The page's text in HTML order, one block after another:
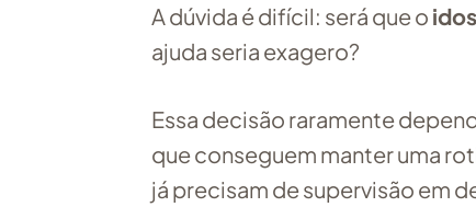
A dúvida é difícil: será que o
ajuda seria exagero?
Essa decisão raramente
que conseguem manter uma
já precisam de supervisão em